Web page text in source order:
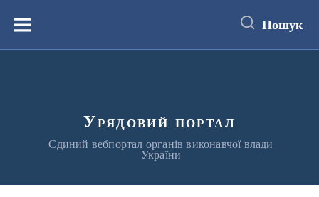
вмістуМеню Пошук
Урядовий портал
Єдиний вебпортал органів виконавчої влади
України